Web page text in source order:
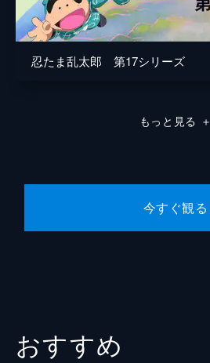
忍たま乱太郎 第17シリーズ
もっと見る ＋
今すぐ観る
おすすめ